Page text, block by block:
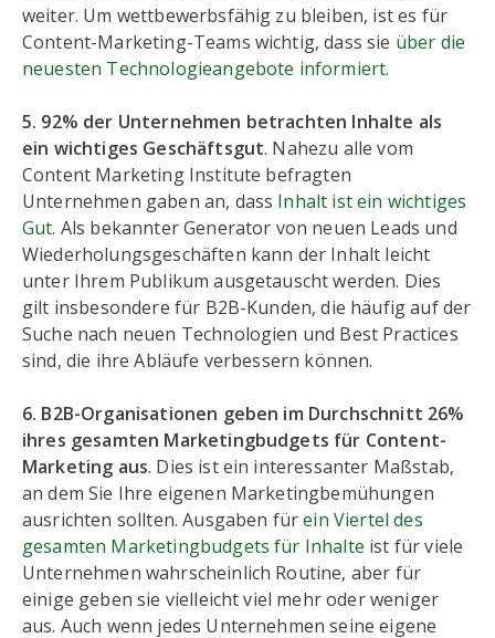
weiter. Um wettbewerbsfähig zu bleiben, ist es für
Content-Marketing-Teams wichtig, dass sie über die
neuesten Technologieangebote informiert.
5. 92% der Unternehmen betrachten Inhalte als
ein wichtiges Geschäftsgut. Nahezu alle vom
Content Marketing Institute befragten
Unternehmen gaben an, dass Inhalt ist ein wichtiges
Gut. Als bekannter Generator von neuen Leads und
Wiederholungsgeschäften kann der Inhalt leicht
unter Ihrem Publikum ausgetauscht werden. Dies
gilt insbesondere für B2B-Kunden, die häufig auf der
Suche nach neuen Technologien und Best Practices
sind, die ihre Abläufe verbessern können.
6. B2B-Organisationen geben im Durchschnitt 26%
ihres gesamten Marketingbudgets für Content-
Marketing aus. Dies ist ein interessanter Maßstab,
an dem Sie Ihre eigenen Marketingbemühungen
ausrichten sollten. Ausgaben fürein Viertel des
gesamten Marketingbudgets für Inhalte ist für viele
Unternehmen wahrscheinlich Routine, aber für
einige geben sie vielleicht viel mehr oder weniger
aus. Auch wenn jedes Unternehmen seine eigene